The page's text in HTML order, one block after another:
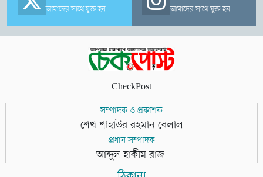
আমাদের সাথে যুক্ত হন আমাদের সাথে যুক্ত হন
CheckPost
সম্পাদক ও প্রকাশক
শেখ শাহাউর রহমান বেলাল
প্রধান সম্পাদক
আব্দুল হাকীম রাজ